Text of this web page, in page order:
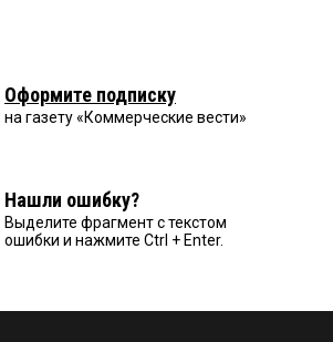
Оформите подписку
на газету «Коммерческие вести»
Нашли ошибку?
Выделите фрагмент с текстом
ошибки и нажмите Ctrl + Enter.